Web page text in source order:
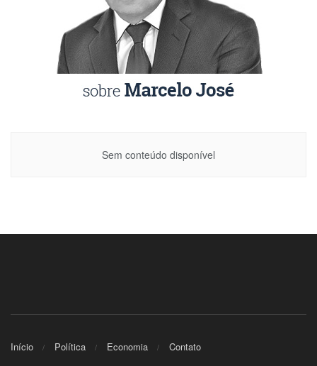
Sem conteúdo disponível
Início Política Economia Contato